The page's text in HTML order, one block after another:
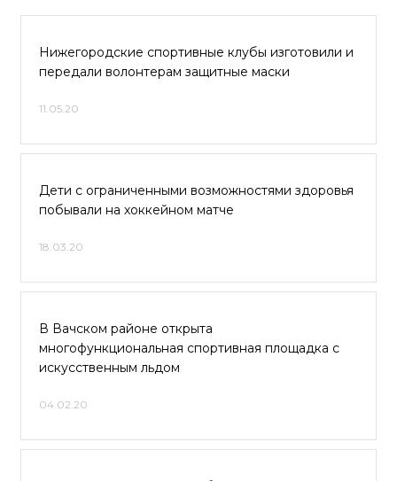
Нижегородские спортивные клубы изготовили и
передали волонтерам защитные маски
11.05.20
Дети с ограниченными возможностями здоровья
побывали на хоккейном матче
18.03.20
В Вачском районе открыта
многофункциональная спортивная площадка с
искусственным льдом
04.02.20